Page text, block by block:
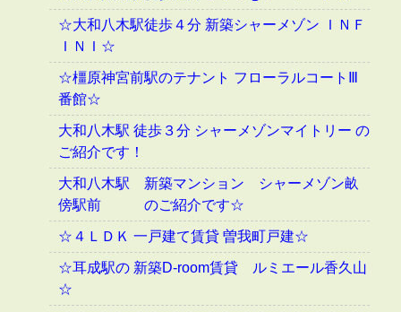
☆大和八木駅徒歩４分 新築シャーメゾン ＩＮＦ
ＩＮＩ☆
☆橿原神宮前駅のテナント フローラルコートⅢ
番館☆
大和八木駅 徒歩３分 シャーメゾンマイトリー の
ご紹介です！
大和八木駅 新築マンション シャーメゾン畝
傍駅前 のご紹介です☆
☆４ＬＤＫ 一戸建て賃貸 曽我町戸建☆
☆耳成駅の 新築D-room賃貸 ルミエール香久山
☆